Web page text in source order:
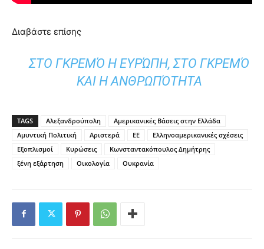
Διαβάστε επίσης
ΣΤΟ ΓΚΡΕΜΌ Η ΕΥΡΏΠΗ, ΣΤΟ ΓΚΡΕΜΌ
ΚΑΙ Η ΑΝΘΡΩΠΌΤΗΤΑ
TAGS Αλεξανδρούπολη
Αμερικανικές Βάσεις στην Ελλάδα
Αμυντική Πολιτική
Αριστερά ΕΕ
Ελληνοαμερικανικές σχέσεις
Εξοπλισμοί
Κυρώσεις
Κωνσταντακόπουλος Δημήτρης
ξένη εξάρτηση
Οικολογία Ουκρανία